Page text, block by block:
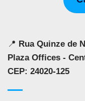
📍 Rua Quinze de
Plaza Offices -
CEP: 24020-125